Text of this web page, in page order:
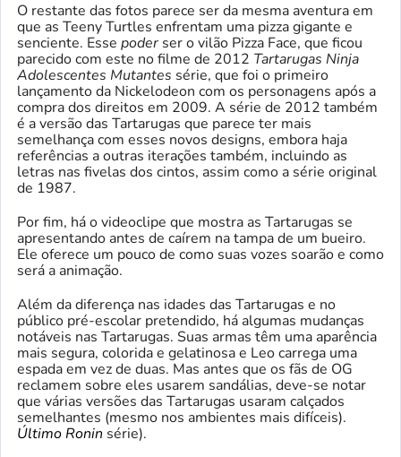
O restante das fotos parece ser da mesma aventura em
que as Teeny Turtles enfrentam uma pizza gigante e
senciente. Esse poder ser o vilão Pizza Face, que ficou
parecido com este no filme de 2012 Tartarugas Ninja
Adolescentes Mutantes série, que foi o primeiro
lançamento da Nickelodeon com os personagens após a
compra dos direitos em 2009. A série de 2012 também
é a versão das Tartarugas que parece ter mais
semelhança com esses novos designs, embora haja
referências a outras iterações também, incluindo as
letras nas fivelas dos cintos, assim como a série original
de 1987.
Por fim, há o videoclipe que mostra as Tartarugas se
apresentando antes de caírem na tampa de um bueiro.
Ele oferece um pouco de como suas vozes soarão e como
será a animação.
Além da diferença nas idades das Tartarugas e no
público pré-escolar pretendido, há algumas mudanças
notáveis ​​nas Tartarugas. Suas armas têm uma aparência
mais segura, colorida e gelatinosa e Leo carrega uma
espada em vez de duas. Mas antes que os fãs de OG
reclamem sobre eles usarem sandálias, deve-se notar
que várias versões das Tartarugas usaram calçados
semelhantes (mesmo nos ambientes mais difíceis).
Último Ronin série).